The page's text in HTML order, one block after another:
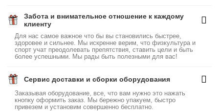
Забота и внимательное отношение к каждому
клиенту
Для нас самое важное что бы вы становились быстрее,
здоровее и сильнее. Мы искренне верим, что физкультура и
спорт учат преодолевать препятствия, ставить цели и быть
более успешными. Мы рады быть полезными для вас!
Сервис доставки и сборки оборудования
Заказывая оборудование, все, что вам нужно это нажать
кнопку оформить заказ. Мы бережно упакуем, быстро
привезем и установим совершенно бесплатно.